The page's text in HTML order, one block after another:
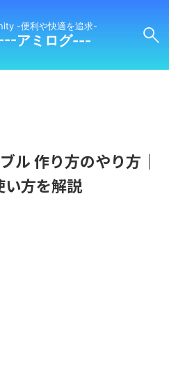
-便利や快適を追求-
アミログ---
ル 作り方のやり方｜
方を解説